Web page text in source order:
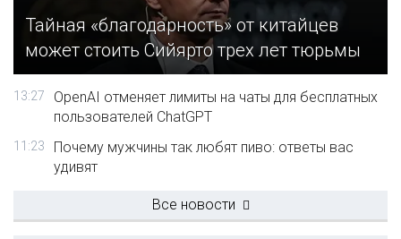
Тайная «благодарность» от китайцев
может стоить Сийярто трех лет тюрьмы
13:27
OpenAI отменяет лимиты на чаты для бесплатных
пользователей ChatGPT
11:23
Почему мужчины так любят пиво: ответы вас
удивят
Все новости